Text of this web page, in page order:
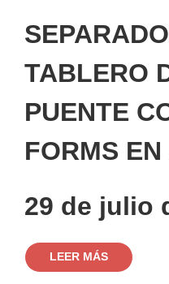
TABLERO
PUENTE
FORMS
29 de julio
LEER MÁS